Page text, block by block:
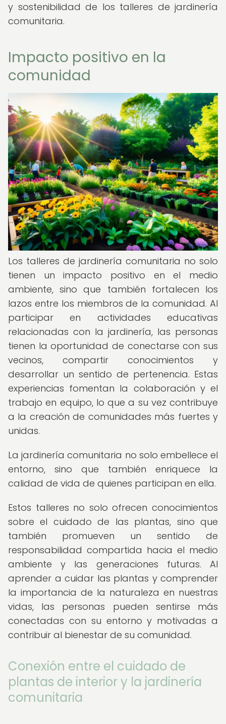
y sostenibilidad de los talleres de jardinería
comunitaria.
Impacto positivo en la
comunidad
Los talleres de jardinería comunitaria no solo
tienen un impacto positivo en el medio
ambiente, sino que también fortalecen los
lazos entre los miembros de la comunidad. Al
participar en actividades educativas
relacionadas con la jardinería, las personas
tienen la oportunidad de conectarse con sus
vecinos, compartir conocimientos y
desarrollar un sentido de pertenencia. Estas
experiencias fomentan la colaboración y el
trabajo en equipo, lo que a su vez contribuye
a la creación de comunidades más fuertes y
unidas.
La jardinería comunitaria no solo embellece el
entorno, sino que también enriquece la
calidad de vida de quienes participan en ella.
Estos talleres no solo ofrecen conocimientos
sobre el cuidado de las plantas, sino que
también promueven un sentido de
responsabilidad compartida hacia el medio
ambiente y las generaciones futuras. Al
aprender a cuidar las plantas y comprender
la importancia de la naturaleza en nuestras
vidas, las personas pueden sentirse más
conectadas con su entorno y motivadas a
contribuir al bienestar de su comunidad.
Conexión entre el cuidado de
plantas de interior y la jardinería
comunitaria